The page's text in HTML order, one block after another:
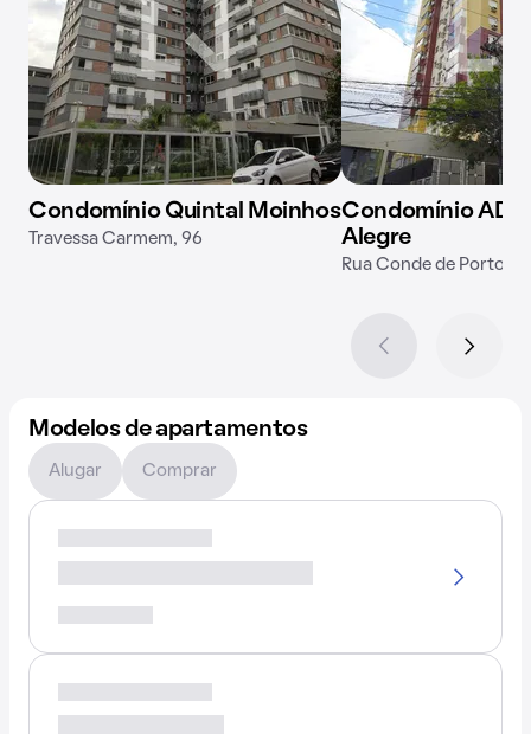
Condomínio Quintal Moinhos
Travessa Carmem, 96
Condomínio
Alegre
Rua Conde de Porto
Modelos de apartamentos
Alugar Comprar